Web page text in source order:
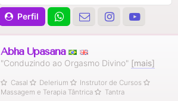
Perfil
Abha Upasana
"Conduzindo ao Orgasmo Divino" [mais]
Casal Delerium
Instrutor de Cursos
Massagem e Terapia Tântrica
Tantra